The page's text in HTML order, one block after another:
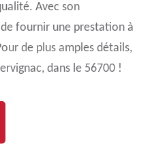
Avec son
fournir une prestation à
de plus amples détails,
dans le 56700 !